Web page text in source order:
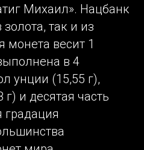
Михаил». Нацбанк
так и из
монета весит 1
в 4
унции (15,55 г),
г) и десятая часть
градация